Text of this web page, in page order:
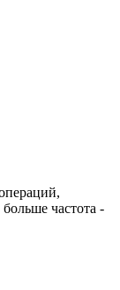
частота -